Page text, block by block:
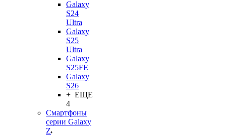
Galaxy
S24
Ultra
Galaxy
S25
Ultra
Galaxy
S25FE
Galaxy
S26
+ ЕЩЕ
4
Смартфоны
серии Galaxy
Z